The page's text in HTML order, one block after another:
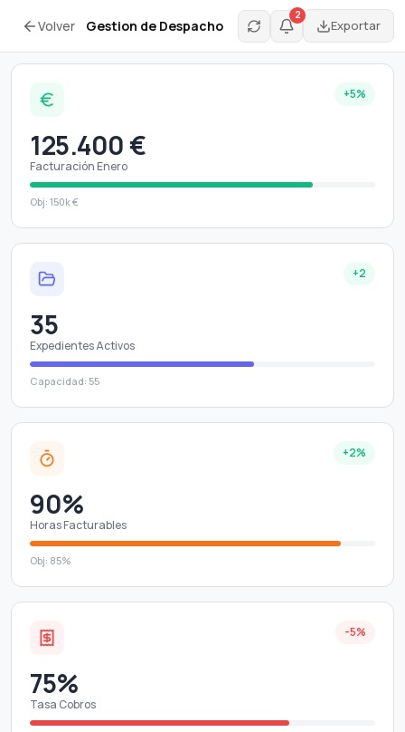
Volver Gestion de Despacho
2
Exportar
+5%
125.400 €
Facturación Enero
Obj: 150k €
+2
35
Expedientes Activos
Capacidad: 55
+2%
90%
Horas Facturables
Obj: 85%
-5%
75%
Tasa Cobros